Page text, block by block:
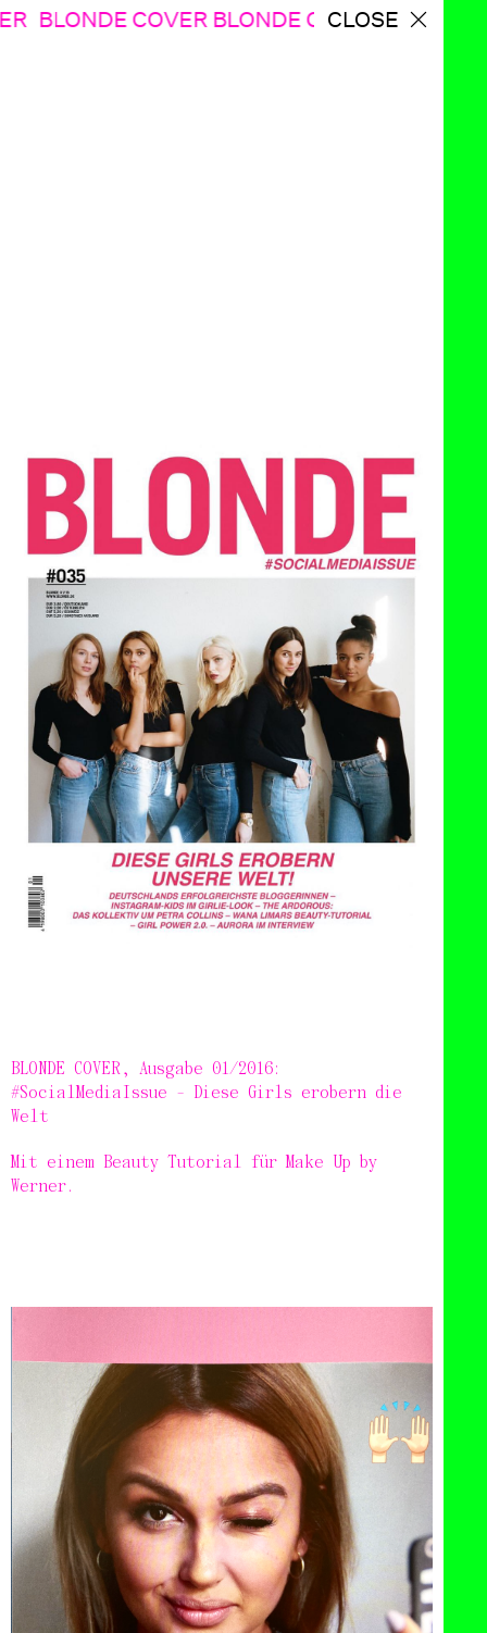
CLOSE
COVER BLONDE COVER BLONDE
BLONDE COVER, Ausgabe 01/2016:
#SocialMediaIssue - Diese Girls erobern die
Welt
Mit einem Beauty Tutorial für Make Up by
Werner.